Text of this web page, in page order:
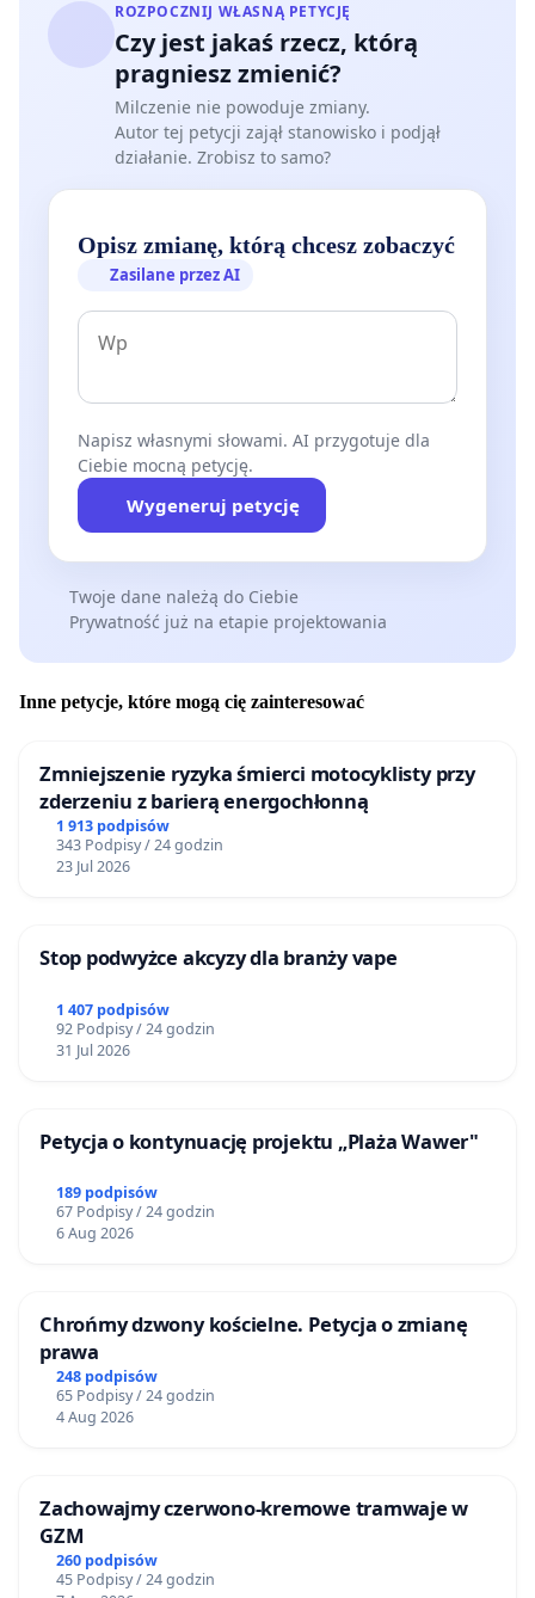
ROZPOCZNIJ WŁASNĄ PETYCJĘ
Czy jest jakaś rzecz, którą
pragniesz zmienić?
Milczenie nie powoduje zmiany.
Autor tej petycji zajął stanowisko i podjął
działanie. Zrobisz to samo?
Opisz zmianę, którą chcesz zobaczyć
Zasilane przez AI
Napisz własnymi słowami. AI przygotuje dla
Ciebie mocną petycję.
Wygeneruj petycję
Twoje dane należą do Ciebie
Prywatność już na etapie projektowania
Inne petycje, które mogą cię zainteresować
Zmniejszenie ryzyka śmierci motocyklisty przy
zderzeniu z barierą energochłonną
1 913 podpisów
343 Podpisy / 24 godzin
23 Jul 2026
Stop podwyżce akcyzy dla branży vape
1 407 podpisów
92 Podpisy / 24 godzin
31 Jul 2026
Petycja o kontynuację projektu „Plaża Wawer"
189 podpisów
67 Podpisy / 24 godzin
6 Aug 2026
Chrońmy dzwony kościelne. Petycja o zmianę
prawa
248 podpisów
65 Podpisy / 24 godzin
4 Aug 2026
Zachowajmy czerwono-kremowe tramwaje w
GZM
260 podpisów
45 Podpisy / 24 godzin